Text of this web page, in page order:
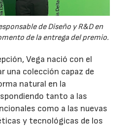
de Diseño y R&D en
de la entrega del premio.
Vega nació con el
una colección capaz de
natural en la
tanto a las
como a las nuevas
y tecnológicas de los